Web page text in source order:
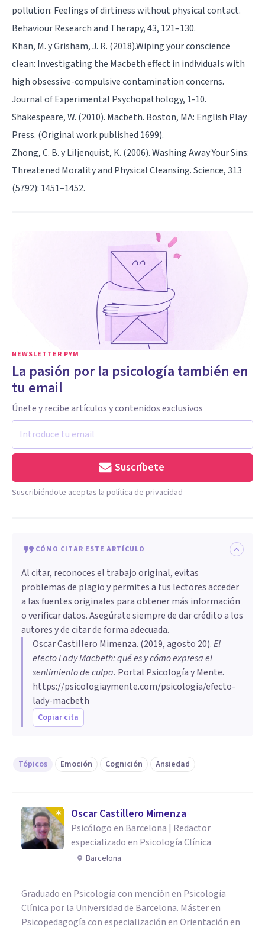
pollution: Feelings of dirtiness without physical contact.
Behaviour Research and Therapy, 43, 121–130.
Khan, M. y Grisham, J. R. (2018).Wiping your conscience
clean: Investigating the Macbeth effect in individuals with
high obsessive-compulsive contamination concerns.
Journal of Experimental Psychopathology, 1-10.
Shakespeare, W. (2010). Macbeth. Boston, MA: English Play
Press. (Original work published 1699).
Zhong, C. B. y Liljenquist, K. (2006). Washing Away Your Sins:
Threatened Morality and Physical Cleansing. Science, 313
(5792): 1451–1452.
NEWSLETTER PYM
La pasión por la psicología también en
tu email
Únete y recibe artículos y contenidos exclusivos
Suscríbete
Suscribiéndote aceptas la política de privacidad
CÓMO CITAR ESTE ARTÍCULO
Al citar, reconoces el trabajo original, evitas
problemas de plagio y permites a tus lectores acceder
a las fuentes originales para obtener más información
o verificar datos. Asegúrate siempre de dar crédito a los
autores y de citar de forma adecuada.
Oscar Castillero Mimenza. (2019, agosto 20).El
efecto Lady Macbeth: qué es y cómo expresa el
sentimiento de culpa. Portal Psicología y Mente.
https://psicologiaymente.com/psicologia/efecto-
lady-macbeth
Copiar cita
Tópicos Emoción Cognición Ansiedad
Oscar Castillero Mimenza
Psicólogo en Barcelona | Redactor
especializado en Psicología Clínica
Barcelona
Graduado en Psicología con mención en Psicología
Clínica por la Universidad de Barcelona. Máster en
Psicopedagogía con especialización en Orientación en